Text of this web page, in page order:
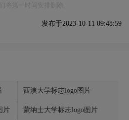
发布于2023-10-11 09:48:59
西澳大学标志logo图片
片 蒙纳士大学标志logo图片